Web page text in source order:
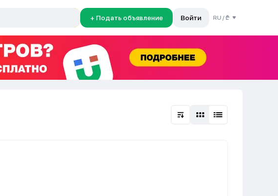
+ Подать объявление Войти RU /₾